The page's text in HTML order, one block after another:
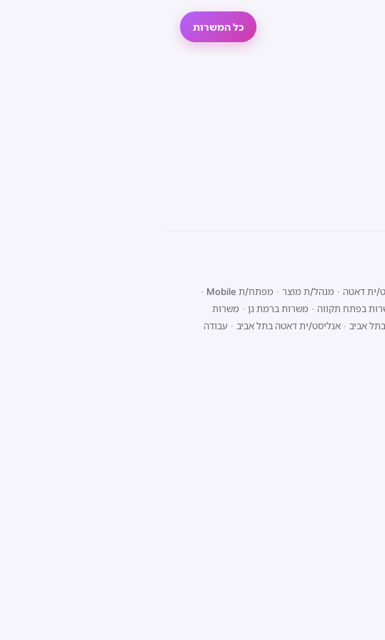
כל המשרות
ית דאטה · מנהל/ת מוצר · מפתח/ת Mobile
·
בפתח תקווה · משרות ברמת גן · משרות
· אנליסט/ית דאטה בתל אביב · עבודה